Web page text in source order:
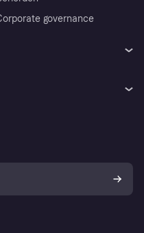
governance
Widerrufsrecht